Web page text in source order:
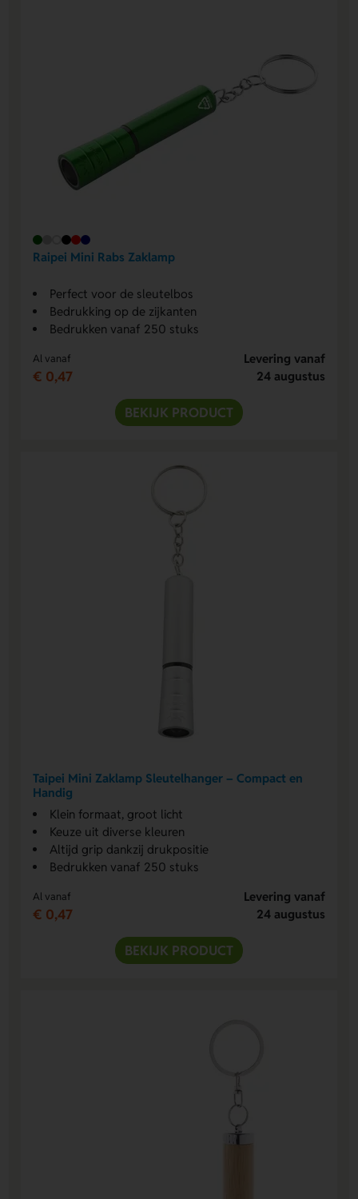
Raipei Mini Rabs Zaklamp
Perfect voor de sleutelbos
Bedrukking op de zijkanten
Bedrukken vanaf 250 stuks
Al vanaf
€ 0,47
Levering vanaf
24 augustus
BEKIJK PRODUCT
Taipei Mini Zaklamp Sleutelhanger – Compact en
Handig
Klein formaat, groot licht
Keuze uit diverse kleuren
Altijd grip dankzij drukpositie
Bedrukken vanaf 250 stuks
Al vanaf
€ 0,47
Levering vanaf
24 augustus
BEKIJK PRODUCT